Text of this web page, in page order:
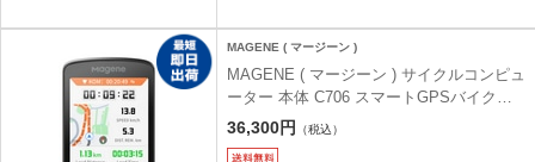
MAGENE ( マージーン )
MAGENE ( マージーン ) サイクルコンピュ
ーター 本体 C706 スマートGPSバイクコ
ンピュータ ブラック
36,300円 （税込）